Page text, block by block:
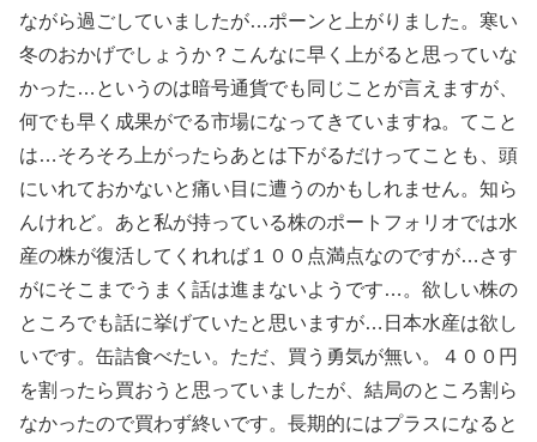
ながら過ごしていましたが…ポーンと上がりました。寒い
冬のおかげでしょうか？こんなに早く上がると思っていな
かった…というのは暗号通貨でも同じことが言えますが、
何でも早く成果がでる市場になってきていますね。てこと
は…そろそろ上がったらあとは下がるだけってことも、頭
にいれておかないと痛い目に遭うのかもしれません。知ら
んけれど。あと私が持っている株のポートフォリオでは水
産の株が復活してくれれば１００点満点なのですが…さす
がにそこまでうまく話は進まないようです…。欲しい株の
ところでも話に挙げていたと思いますが…日本水産は欲し
いです。缶詰食べたい。ただ、買う勇気が無い。４００円
を割ったら買おうと思っていましたが、結局のところ割ら
なかったので買わず終いです。長期的にはプラスになると